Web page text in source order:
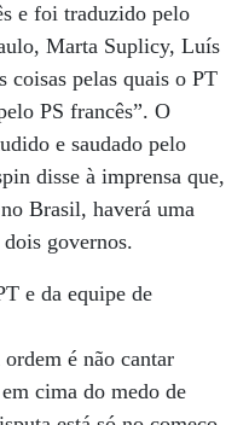
e foi traduzido pelo
Marta Suplicy, Luís
coisas pelas quais o PT
PS francês”. O
e saudado pelo
disse à imprensa que,
Brasil, haverá uma
governos.
e da equipe de
é não cantar
cima do medo de